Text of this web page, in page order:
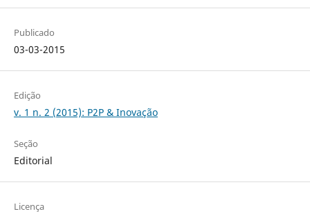
Publicado
03-03-2015
Edição
v. 1 n. 2 (2015): P2P & Inovação
Seção
Editorial
Licença